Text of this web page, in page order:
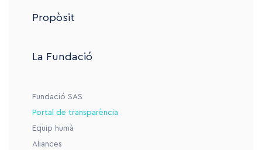
Propòsit
La Fundació
Fundació SAS
Portal de transparència
Equip humà
Aliances